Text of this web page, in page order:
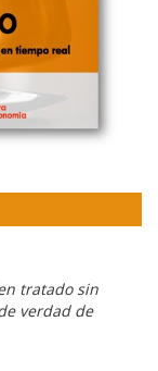
tratado sin
verdad de